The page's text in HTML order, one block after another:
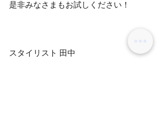
是非みなさまもお試しください！
スタイリスト 田中